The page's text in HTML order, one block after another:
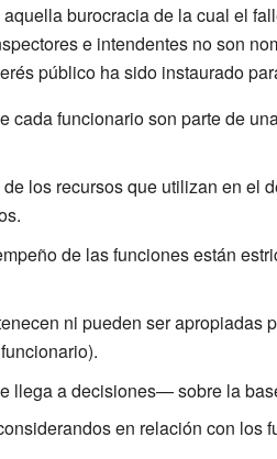
burocracia de la cual el
e intendentes no son
público ha sido instaurado
cada funcionario son parte de
los recursos que utilizan en el
de las funciones están
ni pueden ser apropiadas
llega a decisiones— sobre la
en relación con los